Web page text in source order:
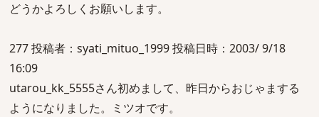
どうかよろしくお願いします。
277 投稿者：syati_mituo_1999 投稿日時：2003/ 9/18
16:09
utarou_kk_5555さん初めまして、昨日からおじゃまする
ようになりました。ミツオです。